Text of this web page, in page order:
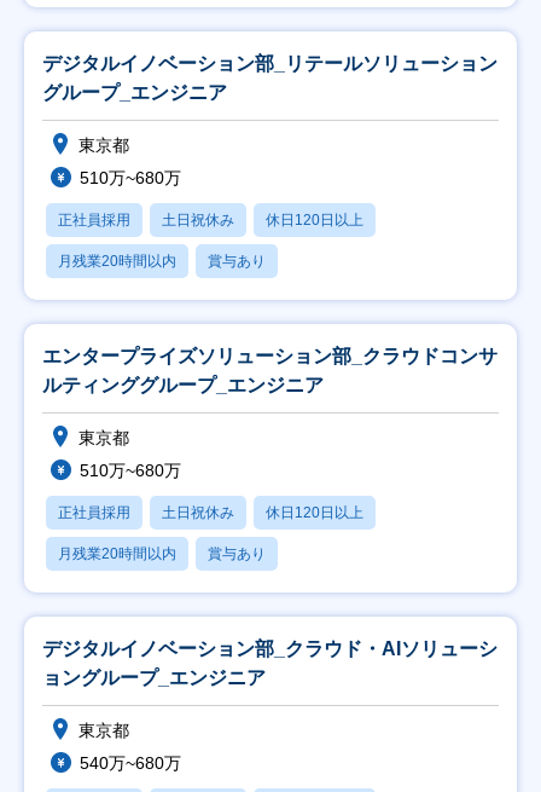
デジタルイノベーション部_リテールソリューション
グループ_エンジニア
東京都
510万~680万
正社員採用 土日祝休み 休日120日以上
月残業20時間以内 賞与あり
エンタープライズソリューション部_クラウドコンサ
ルティンググループ_エンジニア
東京都
510万~680万
正社員採用 土日祝休み 休日120日以上
月残業20時間以内 賞与あり
デジタルイノベーション部_クラウド・AIソリューシ
ョングループ_エンジニア
東京都
540万~680万